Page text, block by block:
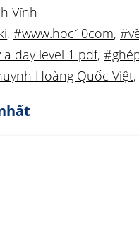
Vĩnh
, #www.hoc10com,
day level 1 pdf,
Hoàng Quốc Việt,